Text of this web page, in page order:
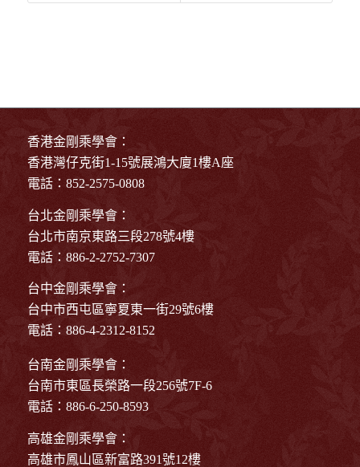
香港金剛乘學會：
香港灣仔克街1-15號展鴻大廈1樓A座
電話：852-2575-0808
台北金剛乘學會：
台北市南京東路三段278號4樓
電話：886-2-2752-7307
台中金剛乘學會：
台中市西屯區寧夏東一街29號6樓
電話：886-4-2312-8152
台南金剛乘學會：
台南市東區長榮路一段256號7F-6
電話：886-6-250-8593
高雄金剛乘學會：
高雄市鳳山區新富路391號12樓